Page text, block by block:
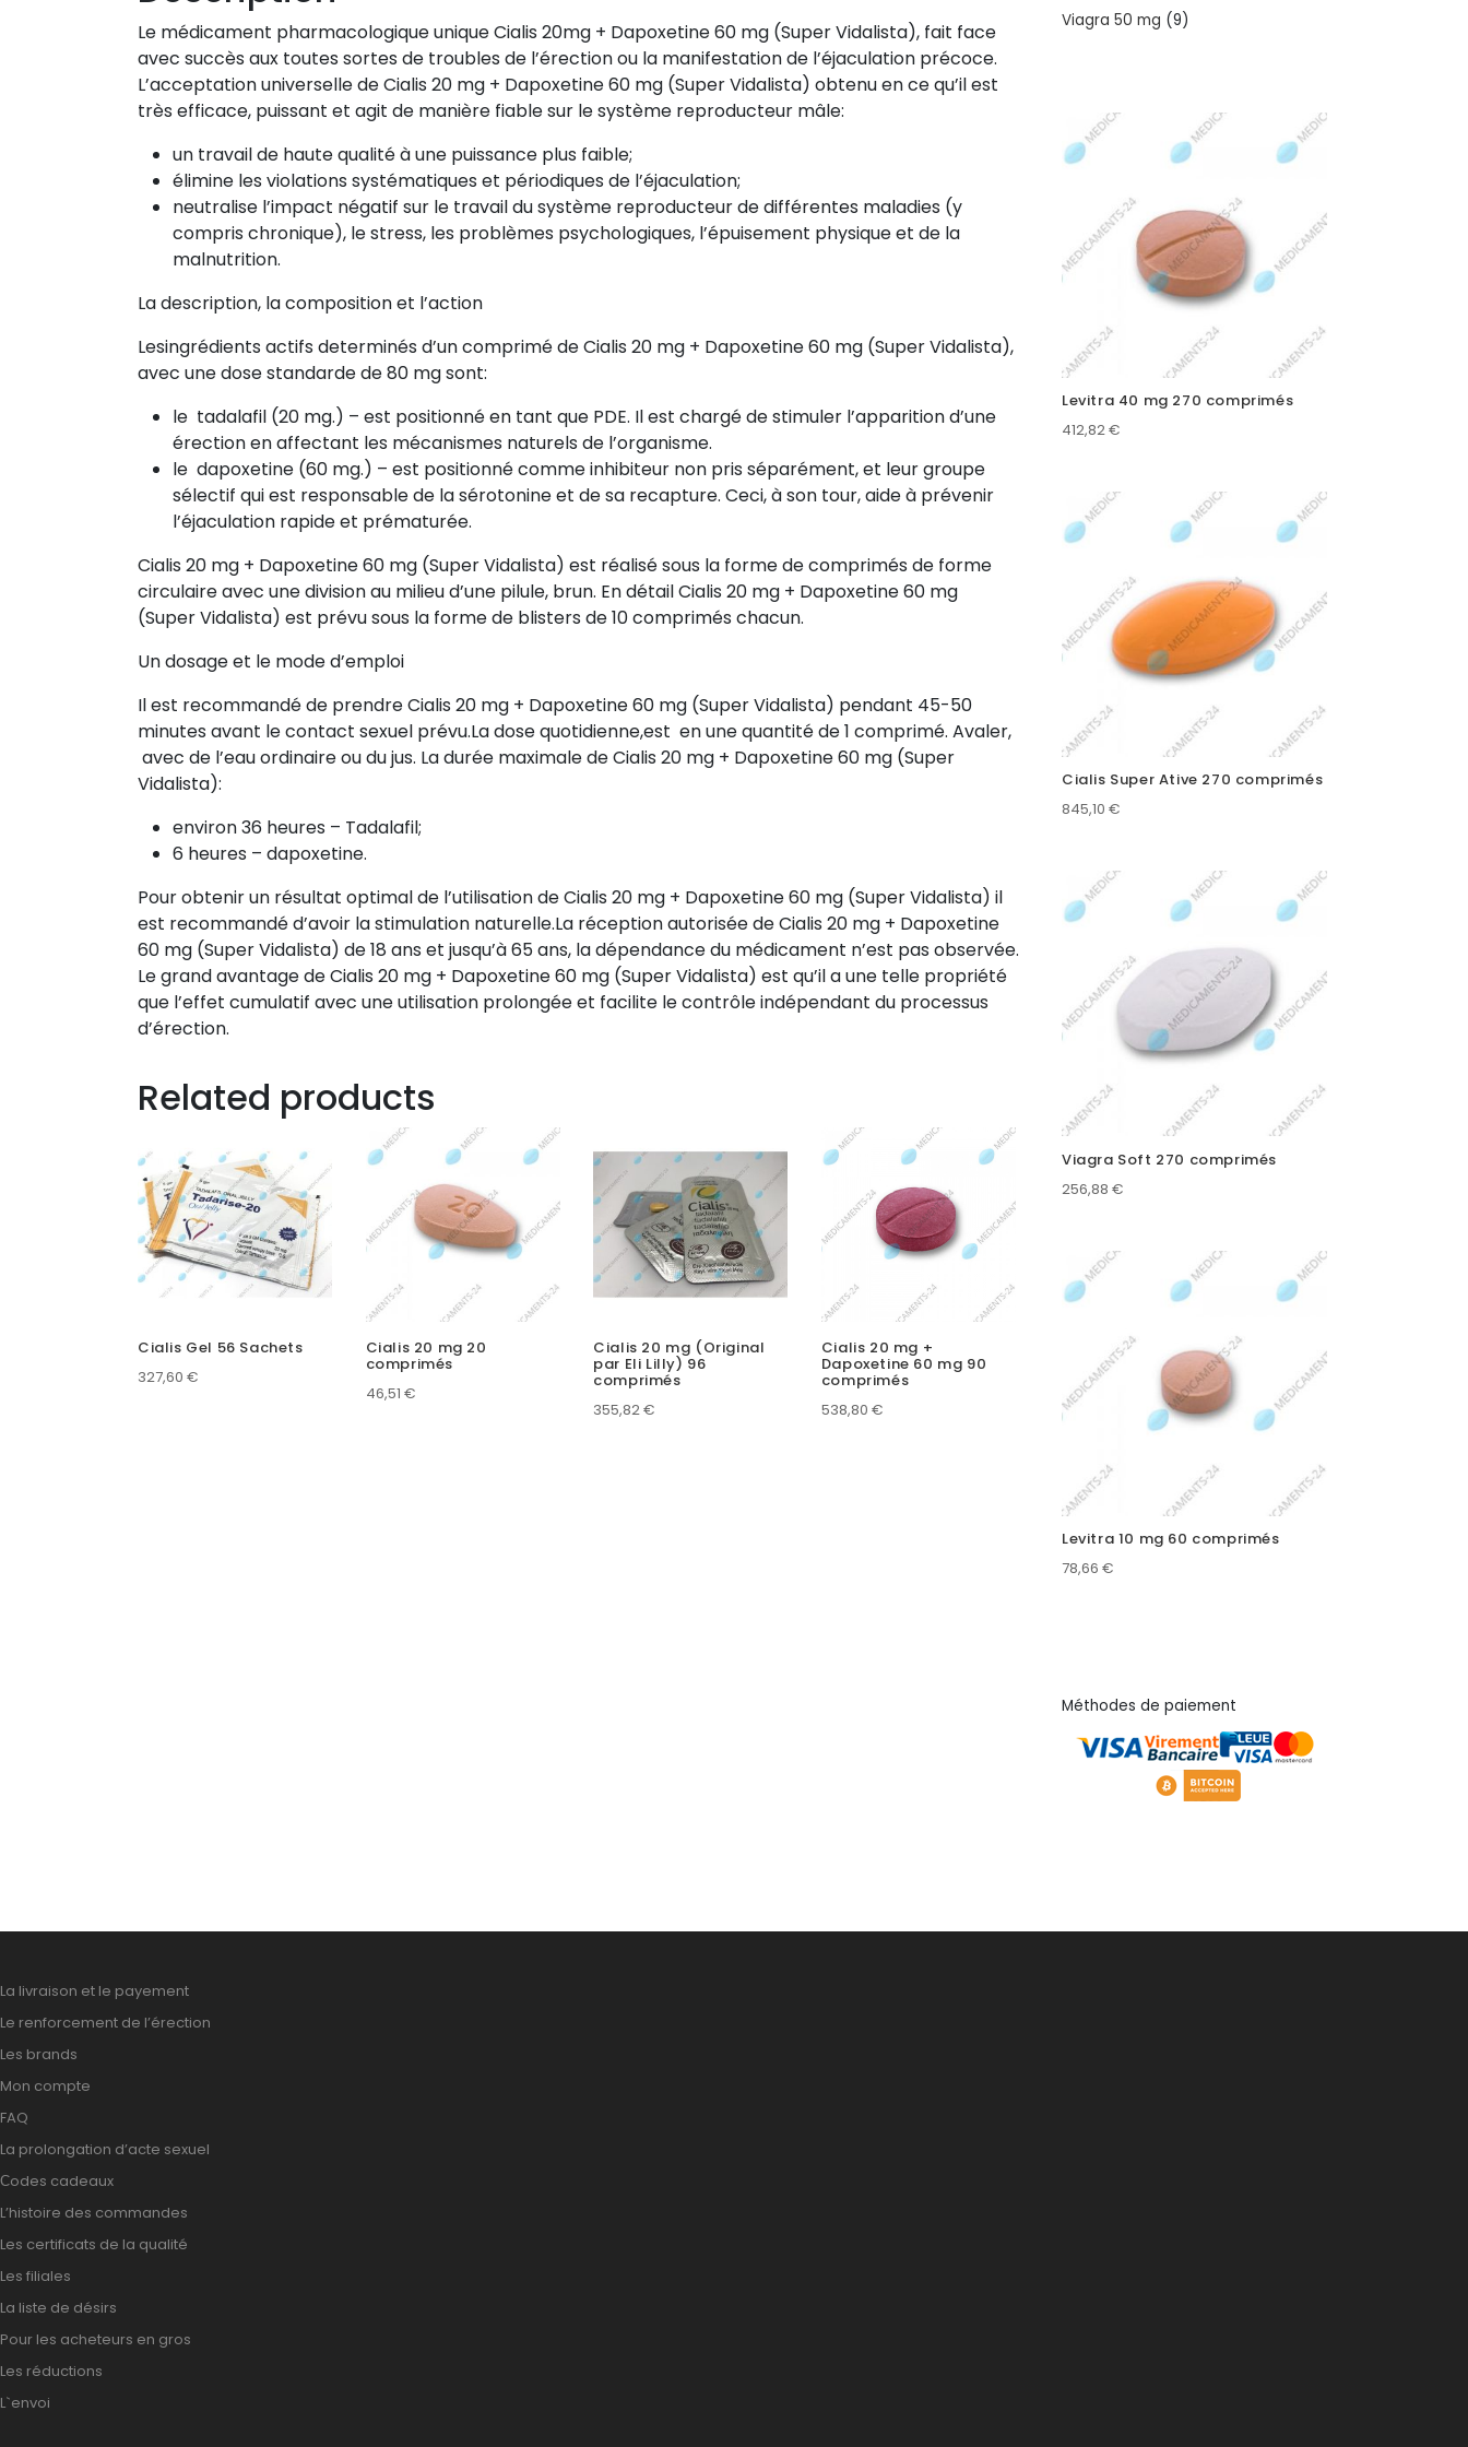
Le médicament pharmacologique unique Cialis 20mg + Dapoxetine 60 mg (Super Vidalista), fait face
avec succès aux toutes sortes de troubles de l’érection ou la manifestation de l’éjaculation précoce.
L’acceptation universelle de Cialis 20 mg + Dapoxetine 60 mg (Super Vidalista) obtenu en ce qu’il est
très efficace, puissant et agit de manière fiable sur le système reproducteur mâle:
un travail de haute qualité à une puissance plus faible;
élimine les violations systématiques et périodiques de l’éjaculation;
neutralise l’impact négatif sur le travail du système reproducteur de différentes maladies (y
compris chronique), le stress, les problèmes psychologiques, l’épuisement physique et de la
malnutrition.
La description, la composition et l’action
Lesingrédients actifs determinés d’un comprimé de Cialis 20 mg + Dapoxetine 60 mg (Super Vidalista),
avec une dose standarde de 80 mg sont:
le tadalafil (20 mg.) – est positionné en tant que PDE. Il est chargé de stimuler l’apparition d’une
érection en affectant les mécanismes naturels de l’organisme.
le dapoxetine (60 mg.) – est positionné comme inhibiteur non pris séparément, et leur groupe
sélectif qui est responsable de la sérotonine et de sa recapture. Ceci, à son tour, aide à prévenir
l’éjaculation rapide et prématurée.
Cialis 20 mg + Dapoxetine 60 mg (Super Vidalista) est réalisé sous la forme de comprimés de forme
circulaire avec une division au milieu d’une pilule, brun. En détail Cialis 20 mg + Dapoxetine 60 mg
(Super Vidalista) est prévu sous la forme de blisters de 10 comprimés chacun.
Un dosage et le mode d’emploi
Il est recommandé de prendre Cialis 20 mg + Dapoxetine 60 mg (Super Vidalista) pendant 45-50
minutes avant le contact sexuel prévu.La dose quotidienne,est en une quantité de 1 comprimé. Avaler,
avec de l’eau ordinaire ou du jus. La durée maximale de Cialis 20 mg + Dapoxetine 60 mg (Super
Vidalista):
environ 36 heures – Tadalafil;
6 heures – dapoxetine.
Pour obtenir un résultat optimal de l’utilisation de Cialis 20 mg + Dapoxetine 60 mg (Super Vidalista) il
est recommandé d’avoir la stimulation naturelle.La réception autorisée de Cialis 20 mg + Dapoxetine
60 mg (Super Vidalista) de 18 ans et jusqu’à 65 ans, la dépendance du médicament n’est pas observée.
Le grand avantage de Cialis 20 mg + Dapoxetine 60 mg (Super Vidalista) est qu’il a une telle propriété
que l’effet cumulatif avec une utilisation prolongée et facilite le contrôle indépendant du processus
d’érection.
Related products
Cialis Gel 56 Sachets
327,60 €
Cialis 20 mg 20
comprimés
46,51 €
Cialis 20 mg (Original
par Eli Lilly) 96
comprimés
355,82€
Cialis 20 mg +
Dapoxetine 60 mg 90
comprimés
538,80 €
products
Viagra 50 mg 99
Levitra 40 mg 270 comprimés
412,82€
Cialis Super Ative 270 comprimés
845,10 €
Viagra Soft 270 comprimés
256,88 €
Levitra 10 mg 60 comprimés
78,66 €
Méthodes de paiement
La livraison et le payement
Le renforcement de l’érection
Les brands
Mon compte
FAQ
La prolongation d’acte sexuel
Сodes cadeaux
L’histoire des commandes
Les certificats de la qualité
Les filiales
La liste de désirs
Pour les acheteurs en gros
Les réductions
L`envoi